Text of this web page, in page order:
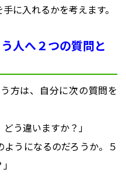
に入れるかを考えます。
人へ２つの質問と
方は、自分に次の質問を
う違いますか？」
ようになるのだろうか。５